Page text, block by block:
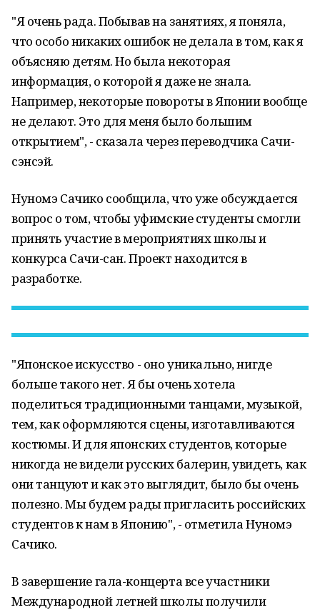
"Я очень рада. Побывав на занятиях, я поняла,
что особо никаких ошибок не делала в том, как я
объясняю детям. Но была некоторая
информация, о которой я даже не знала.
Например, некоторые повороты в Японии вообще
не делают. Это для меня было большим
открытием", - сказала через переводчика Сачи-
сэнсэй.
Нуномэ Сачико сообщила, что уже обсуждается
вопрос о том, чтобы уфимские студенты смогли
принять участие в мероприятиях школы и
конкурса Сачи-сан. Проект находится в
разработке.
"Японское искусство - оно уникально, нигде
больше такого нет. Я бы очень хотела
поделиться традиционными танцами, музыкой,
тем, как оформляются сцены, изготавливаются
костюмы. И для японских студентов, которые
никогда не видели русских балерин, увидеть, как
они танцуют и как это выглядит, было бы очень
полезно. Мы будем рады пригласить российских
студентов к нам в Японию", - отметила Нуномэ
Сачико.
В завершение гала-концерта все участники
Международной летней школы получили